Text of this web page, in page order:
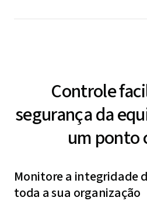
Crie senhas seguras sem
Controle
segurança da
um ponto
Monitore a integridade
toda a sua organização